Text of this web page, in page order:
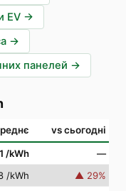
EV →
→
панелей →
vs сьогодні
/kWh
—
/kWh ▲ 29%